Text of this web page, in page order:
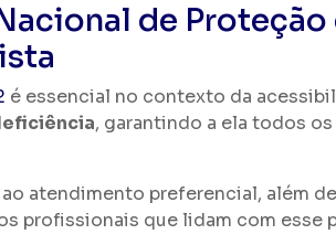
de
é essencial no contexto da
, garantindo a ela todos
atendimento preferencial, além
profissionais que lidam com esse